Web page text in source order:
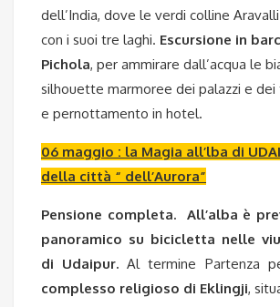
dell’India, dove le verdi colline
con i suoi tre laghi. Escursione in
Pichola, per ammirare dall’acqua le
silhouette marmoree dei palazzi e dei
e pernottamento in hotel.
06 maggio : la Magia all’lba di
della città “ dell’Aurora”
Pensione completa.
All’alba è
panoramico su bicicletta nelle
di Udaipur.Al termine Partenza
complesso religioso di Eklingji,